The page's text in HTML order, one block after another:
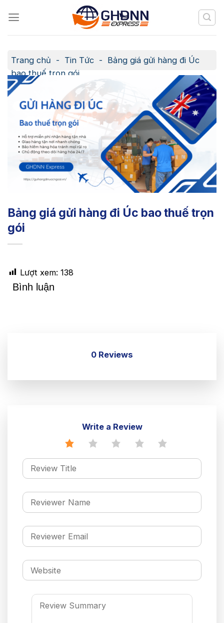
Trang chủ - Tin Tức - Bảng giá gửi hàng đi Úc
bao thuế trọn gói
Bảng giá gửi hàng đi Úc bao thuế trọn
gói
Lượt xem: 138
Bình luận
0 Reviews
Write a Review